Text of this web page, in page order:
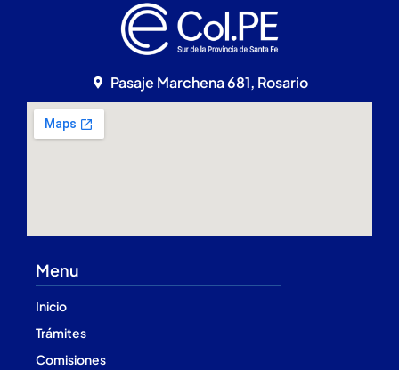
Pasaje Marchena 681, Rosario
Menu
Inicio
Trámites
Comisiones